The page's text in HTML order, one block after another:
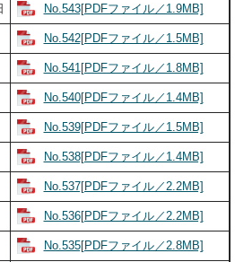
No.543[PDFファイル／1.9MB]
No.542[PDFファイル／1.5MB]
No.541[PDFファイル／1.8MB]
No.540[PDFファイル／1.4MB]
No.539[PDFファイル／1.5MB]
No.538[PDFファイル／1.4MB]
No.537[PDFファイル／2.2MB]
No.536[PDFファイル／2.2MB]
No.535[PDFファイル／2.8MB]